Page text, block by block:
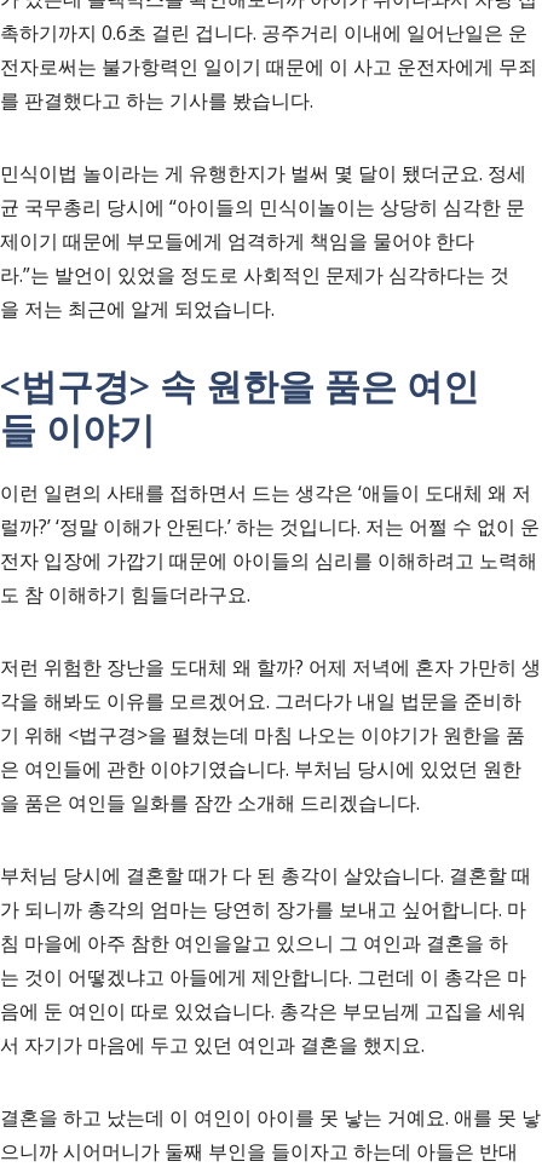
촉하기까지 0.6초 걸린 겁니다. 공주거리 이내에 일어난일은 운
전자로써는 불가항력인 일이기 때문에 이 사고 운전자에게 무죄
를 판결했다고 하는 기사를 봤습니다.
민식이법 놀이라는 게 유행한지가 벌써 몇 달이 됐더군요. 정세
균 국무총리 당시에 “아이들의 민식이놀이는 상당히 심각한 문
제이기 때문에 부모들에게 엄격하게 책임을 물어야 한다
라.”는 발언이 있었을 정도로 사회적인 문제가 심각하다는 것
을 저는 최근에 알게 되었습니다.
<법구경> 속 원한을 품은 여인
들 이야기
이런 일련의 사태를 접하면서 드는 생각은 ‘애들이 도대체 왜 저
럴까?’ ‘정말 이해가 안된다.’ 하는 것입니다. 저는 어쩔 수 없이 운
전자 입장에 가깝기 때문에 아이들의 심리를 이해하려고 노력해
도 참 이해하기 힘들더라구요.
저런 위험한 장난을 도대체 왜 할까? 어제 저녁에 혼자 가만히 생
각을 해봐도 이유를 모르겠어요. 그러다가 내일 법문을 준비하
기 위해 <법구경>을 펼쳤는데 마침 나오는 이야기가 원한을 품
은 여인들에 관한 이야기였습니다. 부처님 당시에 있었던 원한
을 품은 여인들 일화를 잠깐 소개해 드리겠습니다.
부처님 당시에 결혼할 때가 다 된 총각이 살았습니다. 결혼할 때
가 되니까 총각의 엄마는 당연히 장가를 보내고 싶어합니다. 마
침 마을에 아주 참한 여인을알고 있으니 그 여인과 결혼을 하
는 것이 어떻겠냐고 아들에게 제안합니다. 그런데 이 총각은 마
음에 둔 여인이 따로 있었습니다. 총각은 부모님께 고집을 세워
서 자기가 마음에 두고 있던 여인과 결혼을 했지요.
결혼을 하고 났는데 이 여인이 아이를 못 낳는 거예요. 애를 못 낳
으니까 시어머니가 둘째 부인을 들이자고 하는데 아들은 반대